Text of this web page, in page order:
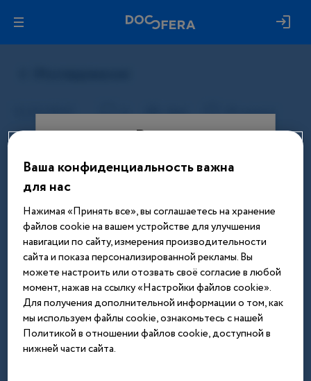
Вход
Этот материал доступен только
после авторизации. Войдите или
зарегистрируйтесь, чтобы получить
доступ ко всем материалам сайта
Введите телефон или email
Далее
Ваша конфиденциальность важна
для нас
Нажимая «Принять все», вы соглашаетесь на хранение
файлов cookie на вашем устройстве для улучшения
навигации по сайту, измерения производительности
сайта и показа персонализированной рекламы. Вы
можете настроить или отозвать своё согласие в любой
момент, нажав на ссылку «Настройки файлов cookie».
Для получения дополнительной информации о том, как
мы используем файлы cookie, ознакомьтесь с нашей
Политикой в отношении файлов cookie, доступной в
нижней части сайта.